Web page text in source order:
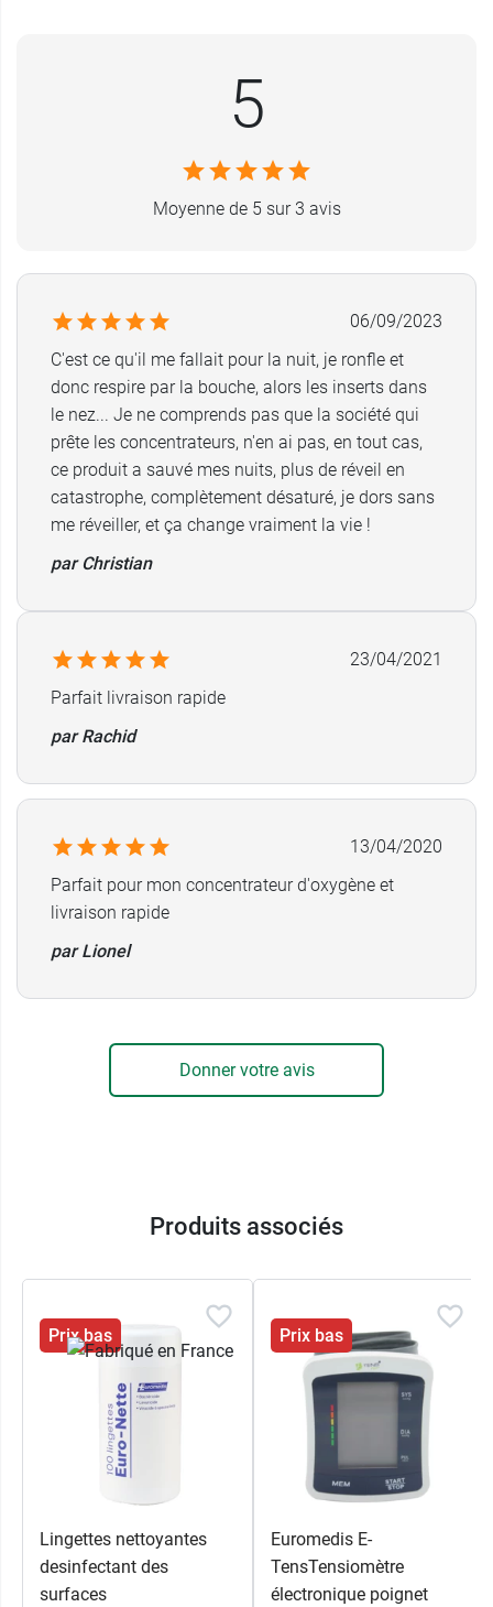
le masque à oxygène des Laboratoires
est également livré avec une tubulure
à oxygène en PVC d’une taille de 2 mètres.
Conditionnement: 1 masque et 1 tubulure sous
lunettes à oxygène adulte
qui s'insèrent dans les
narines pour un port plus léger.
5
Moyenne de 5 sur 3 avis
06/09/2023
C'est ce qu'il me fallait pour la nuit, je ronfle et
donc respire par la bouche, alors les inserts dans
le nez... Je ne comprends pas que la société qui
prête les concentrateurs, n'en ai pas, en tout cas,
ce produit a sauvé mes nuits, plus de réveil en
catastrophe, complètement désaturé, je dors sans
me réveiller, et ça change vraiment la vie !
par Christian
23/04/2021
Parfait livraison rapide
par Rachid
13/04/2020
Parfait pour mon concentrateur d'oxygène et
livraison rapide
par Lionel
Donner votre avis
Produits associés
Prix bas
Lingettes nettoyantes
desinfectant des
surfaces
Prix bas
Euromedis E-
TensTensiomètre
électronique poignet